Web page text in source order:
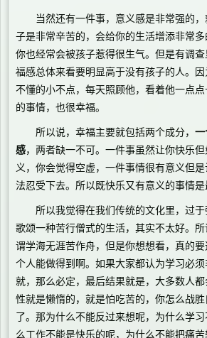
当然还有一件事，意义感是非常强的，
子是非常辛苦的，会给你的生活增添非常多
你也经常会被孩子惹得很生气。但是有调
福感总体来看要明显高于没有孩子的人。
不懂的小不点，每天照顾他，看着他一点
的事情，也很幸福。
所以说，幸福主要就包括两个成分， 一
感，两者缺一不可。一件事虽然让你快乐
义，你会觉得空虚，一件事情很有意义但
法忍受下去。所以既快乐又有意义的事情是
所以我觉得在我们传统的文化里，过于
歌颂一种苦行僧式的生活，其实不太好。
谓学海无涯苦作舟，但是你想想看，真的
个人能做得到啊。如果大家都认为学习必
就，那么必定，最后结果就是，大多数人
性就是懒惰的，就是怕吃苦的，你怎么战
了。那为什么不能反过来想呢，为什么学
么工作不能是快乐的呢，为什么不能把痛苦